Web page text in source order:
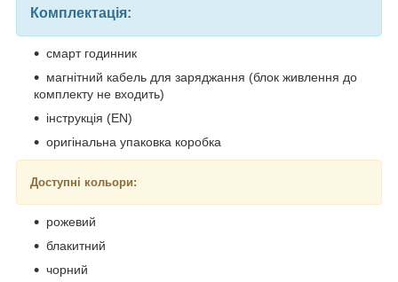
Комплектація:
смарт годинник
магнітний кабель для заряджання (блок живлення до
комплекту не входить)
інструкція (EN)
оригінальна упаковка коробка
Доступні кольори:
рожевий
блакитний
чорний